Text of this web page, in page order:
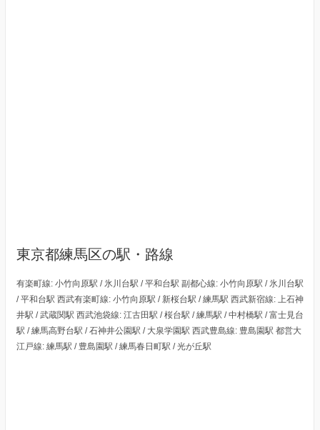
東京都練馬区の駅・路線
有楽町線: 小竹向原駅 / 氷川台駅 / 平和台駅 副都心線: 小竹向原駅 / 氷川台駅
/ 平和台駅 西武有楽町線: 小竹向原駅 / 新桜台駅 / 練馬駅 西武新宿線: 上石神
井駅 / 武蔵関駅 西武池袋線: 江古田駅 / 桜台駅 / 練馬駅 / 中村橋駅 / 富士見台
駅 / 練馬高野台駅 / 石神井公園駅 / 大泉学園駅 西武豊島線: 豊島園駅 都営大
江戸線: 練馬駅 / 豊島園駅 / 練馬春日町駅 / 光が丘駅